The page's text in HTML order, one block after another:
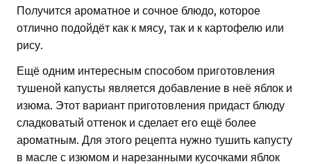
Получится ароматное и сочное блюдо, которое
отлично подойдёт как к мясу, так и к картофелю или
рису.
Ещё одним интересным способом приготовления
тушеной капусты является добавление в неё яблок и
изюма. Этот вариант приготовления придаст блюду
сладковатый оттенок и сделает его ещё более
ароматным. Для этого рецепта нужно тушить капусту
в масле с изюмом и нарезанными кусочками яблок